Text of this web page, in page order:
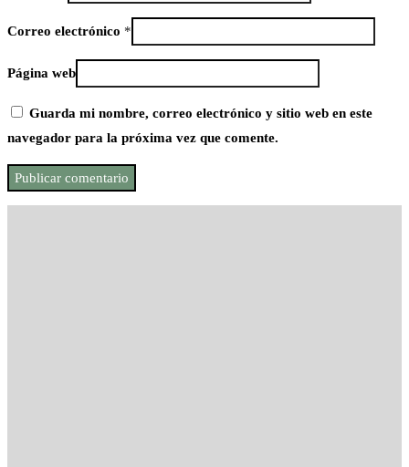
Correo electrónico *
Página web
Guarda mi nombre, correo electrónico y sitio web en este
navegador para la próxima vez que comente.